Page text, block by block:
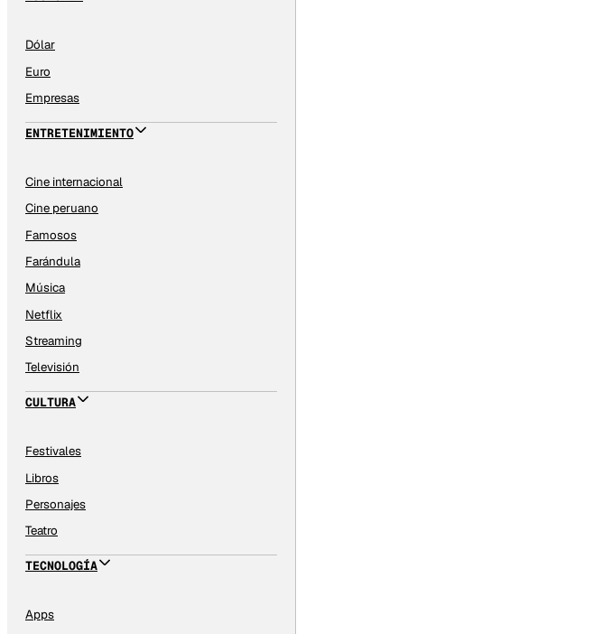
Dólar
Euro
Empresas
ENTRETENIMIENTO
Cine internacional
Cine peruano
Famosos
Farándula
Música
Netflix
Streaming
Televisión
CULTURA
Festivales
Libros
Personajes
Teatro
TECNOLOGÍA
Apps